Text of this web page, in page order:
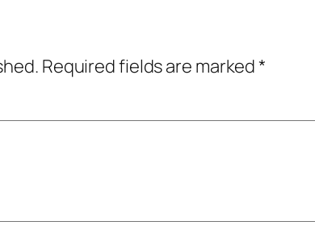
Required fields are marked*